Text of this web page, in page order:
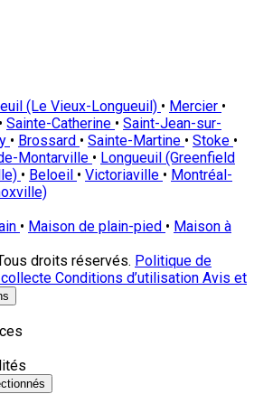
(Le Vieux-Longueuil) • Mercier •
• Sainte-Catherine • Saint-Jean-sur-
• Brossard • Sainte-Martine • Stoke •
Montarville • Longueuil (Greenfield
• Beloeil • Victoriaville • Montréal-
• Maison de plain-pied • Maison à
droits réservés. Politique de
Conditions d’utilisation Avis et